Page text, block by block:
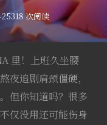
25318 次阅读
里！上班久坐腰
夜追剧肩颈僵硬，
但你知道吗？很多
仅没用还可能伤身